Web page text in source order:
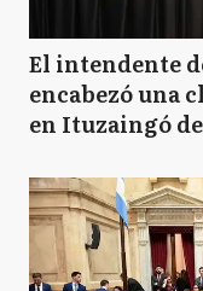
El intendente
encabezó una
en Ituzaingó